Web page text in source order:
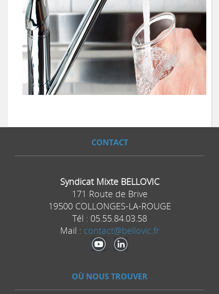
Programme 2025
Programme 2024
Programme 2025
Programme 2023
Programme 2024
Programme 2025
Programme 2022
Programme 2023
Programme 2024
Programme 2021
Programme 2022
Programme 2023
Programme 2020
Programme 2021
Programme 2022
Végennes
Programme 2020
Programme 2021
Tudeils
Programme 2022
Végennes
Programme 2022
CONTACT
Syndicat Mixte BELLOVIC
171 Route de Brive
19500 COLLONGES-LA-ROUGE
Tél : 05.55.84.03.58
Mail : contact@bellovic.fr
OÙ NOUS TROUVER